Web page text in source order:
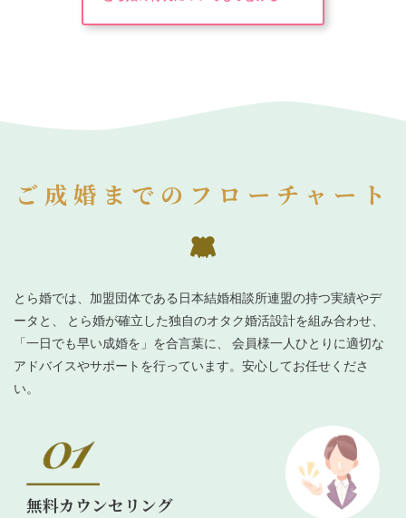
ご成婚までのフローチャート
とら婚では、加盟団体である日本結婚相談所連盟の持つ実績やデ
ータと、 とら婚が確立した独自のオタク婚活設計を組み合わせ、
「一日でも早い成婚を」を合言葉に、 会員様一人ひとりに適切な
アドバイスやサポートを行っています。安心してお任せくださ
い。
無料カウンセリング